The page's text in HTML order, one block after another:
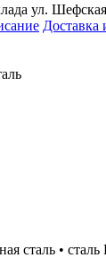
ул.
Доставка
сталь •